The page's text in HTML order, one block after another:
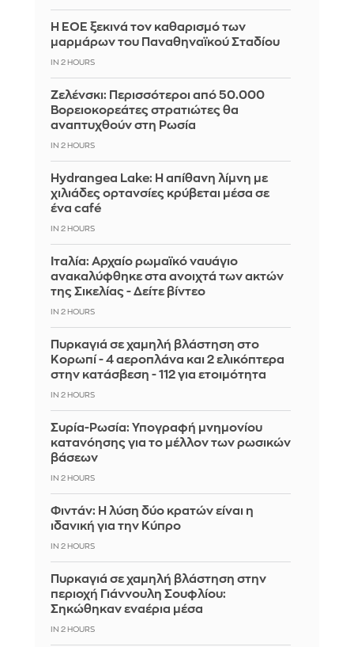
Η ΕΟΕ ξεκινά τον καθαρισμό των
μαρμάρων του Παναθηναϊκού Σταδίου
IN 2 HOURS
Ζελένσκι: Περισσότεροι από 50.000
Βορειοκορεάτες στρατιώτες θα
αναπτυχθούν στη Ρωσία
IN 2 HOURS
Hydrangea Lake: Η απίθανη λίμνη με
χιλιάδες ορτανσίες κρύβεται μέσα σε
ένα café
IN 2 HOURS
Ιταλία: Αρχαίο ρωμαϊκό ναυάγιο
ανακαλύφθηκε στα ανοιχτά των ακτών
της Σικελίας - Δείτε βίντεο
IN 2 HOURS
Πυρκαγιά σε χαμηλή βλάστηση στο
Κορωπί - 4 αεροπλάνα και 2 ελικόπτερα
στην κατάσβεση - 112 για ετοιμότητα
IN 2 HOURS
Συρία-Ρωσία: Υπογραφή μνημονίου
κατανόησης για το μέλλον των ρωσικών
βάσεων
IN 2 HOURS
Φιντάν: Η λύση δύο κρατών είναι η
ιδανική για την Κύπρο
IN 2 HOURS
Πυρκαγιά σε χαμηλή βλάστηση στην
περιοχή Γιάννουλη Σουφλίου:
Σηκώθηκαν εναέρια μέσα
IN 2 HOURS